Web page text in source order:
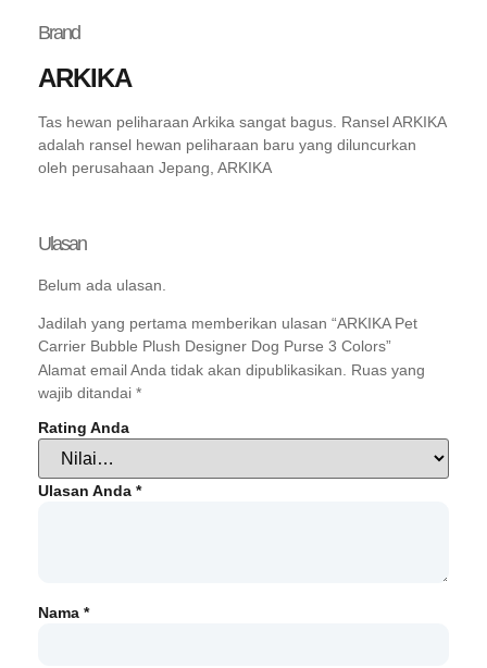
Brand
ARKIKA
Tas hewan peliharaan Arkika sangat bagus. Ransel ARKIKA
adalah ransel hewan peliharaan baru yang diluncurkan
oleh perusahaan Jepang, ARKIKA
Ulasan
Belum ada ulasan.
Jadilah yang pertama memberikan ulasan “ARKIKA Pet
Carrier Bubble Plush Designer Dog Purse 3 Colors”
Alamat email Anda tidak akan dipublikasikan.
Ruas yang
wajib ditandai *
Rating Anda
Ulasan Anda *
Nama *